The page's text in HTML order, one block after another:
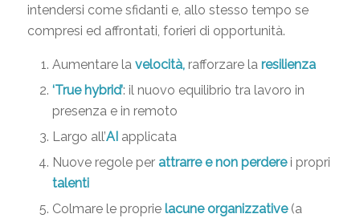
intendersi come sfidanti e, allo stesso tempo se
compresi ed affrontati, forieri di opportunità.
Aumentare lavelocità, rafforzare laresilienza
‘True hybrid’: il nuovo equilibrio tra lavoro in
presenza e in remoto
Largo all’AI applicata
Nuove regole perattrarre e non perdere i propri
talenti
Colmare le proprielacune organizzative (a